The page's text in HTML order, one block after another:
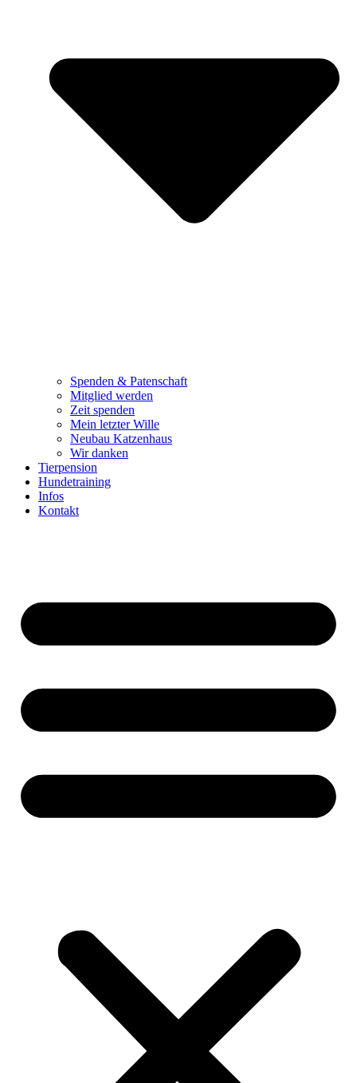
Spenden & Patenschaft
Mitglied werden
Zeit spenden
Mein letzter Wille
Neubau Katzenhaus
Wir danken
Tierpension
Hundetraining
Infos
Kontakt